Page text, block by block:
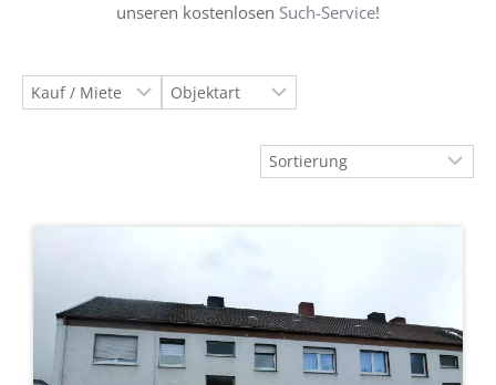
unseren kostenlosen Such-Service!